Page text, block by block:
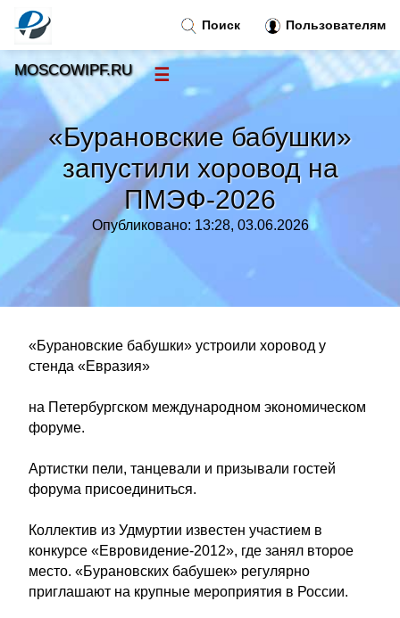
«Бурановские бабушки»
запустили хоровод на
ПМЭФ-2026
Опубликовано: 13:28, 03.06.2026
«Бурановские бабушки» устроили хоровод у
стенда «Евразия»
на Петербургском международном экономическом
форуме.
Артистки пели, танцевали и призывали гостей
форума присоединиться.
Коллектив из Удмуртии известен участием в
конкурсе «Евровидение-2012», где занял второе
место. «Бурановских бабушек» регулярно
приглашают на крупные мероприятия в России.
Поиск Пользователям
MOSCOWIPF.RU ☰
Новости
Тренды новостей»
»
Правила »
Контакт»